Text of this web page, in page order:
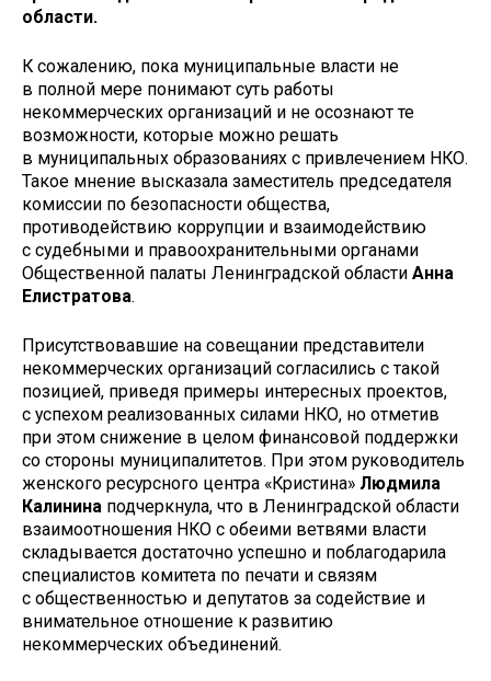
области.
К сожалению, пока муниципальные власти не
в полной мере понимают суть работы
некоммерческих организаций и не осознают те
возможности, которые можно решать
в муниципальных образованиях с привлечением НКО.
Такое мнение высказала заместитель председателя
комиссии по безопасности общества,
противодействию коррупции и взаимодействию
с судебными и правоохранительными органами
Общественной палаты Ленинградской области Анна
Елистратова.
Присутствовавшие на совещании представители
некоммерческих организаций согласились с такой
позицией, приведя примеры интересных проектов,
с успехом реализованных силами НКО, но отметив
при этом снижение в целом финансовой поддержки
со стороны муниципалитетов. При этом руководитель
женского ресурсного центра «Кристина» Людмила
Калинина подчеркнула, что в Ленинградской области
взаимоотношения НКО с обеими ветвями власти
складывается достаточно успешно и поблагодарила
специалистов комитета по печати и связям
с общественностью и депутатов за содействие и
внимательное отношение к развитию
некоммерческих объединений.